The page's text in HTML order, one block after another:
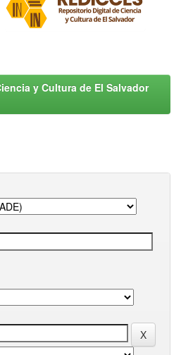
y Cultura de El Salvador